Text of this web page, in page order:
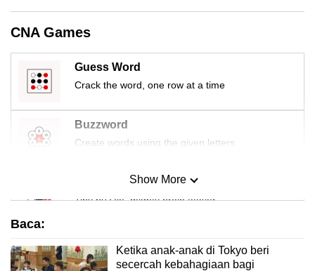
CNA Games
Guess Word
Crack the word, one row at a time
Buzzword
Create words using the given letters
Mini Sudoku
Tiny puzzle, mighty brain teaser
Small grid, big challenge
Show More
Baca:
Ketika anak-anak di Tokyo beri
secercah kebahagiaan bagi
us